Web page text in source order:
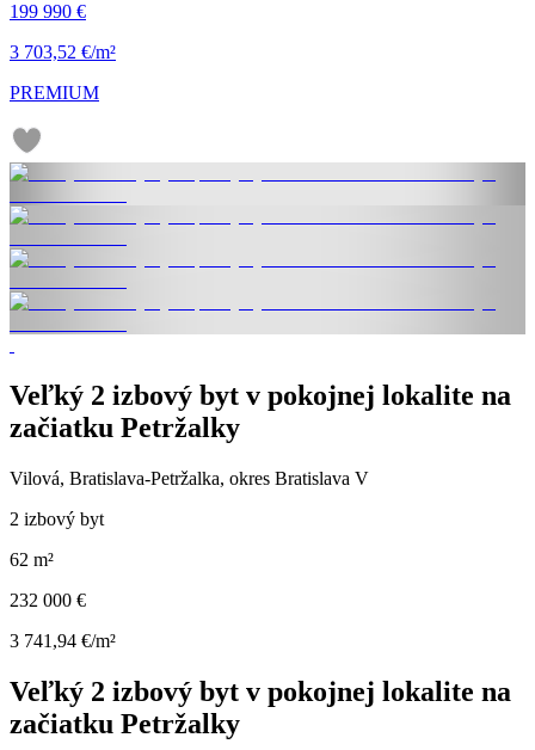
199 990 €
3 703,52 €/m²
PREMIUM
Veľký 2 izbový byt v pokojnej lokalite na
začiatku Petržalky
Vilová, Bratislava-Petržalka, okres Bratislava V
2 izbový byt
62 m²
232 000 €
3 741,94 €/m²
Veľký 2 izbový byt v pokojnej lokalite na
začiatku Petržalky